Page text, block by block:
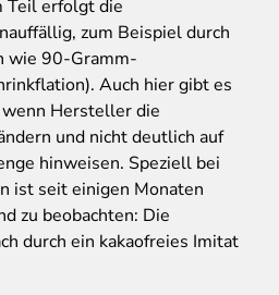
Teil erfolgt die
zum Beispiel durch
wie 90-Gramm-
Auch hier gibt es
Hersteller die
und nicht deutlich auf
hinweisen. Speziell bei
ist seit einigen Monaten
zu beobachten: Die
durch ein kakaofreies Imitat